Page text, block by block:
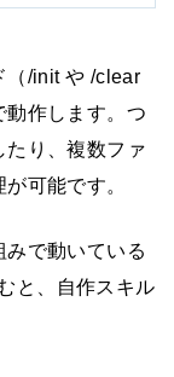
（/init や /clear
動作します。つ
たり、複数ファ
可能です。
みで動いている
と、自作スキル